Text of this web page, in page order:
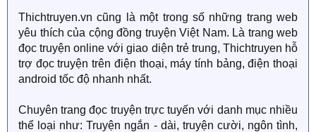
Thichtruyen.vn cũng là một trong số những trang web
yêu thích của cộng đồng truyện Việt Nam. Là trang web
đọc truyện online với giao diện trẻ trung, Thichtruyen hỗ
trợ đọc truyện trên điện thoại, máy tính bảng, điện thoại
android tốc độ nhanh nhất.
Chuyên trang đọc truyện trực tuyến với danh mục nhiều
thể loại như: Truyện ngắn - dài, truyện cười, ngôn tình,